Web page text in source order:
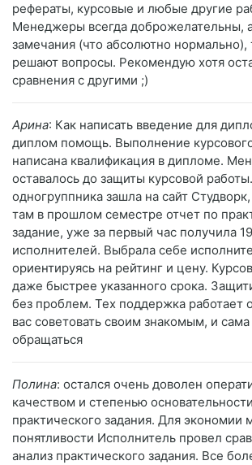
рефераты, курсовые и любые другие
Менеджеры всегда доброжелательны,
замечания (что абсолютно нормально),
решают вопросы. Рекомендую хотя
сравнения с другими ;)
Арина: Как написать введение для
диплом помощь. Выполнение
написана квалификация в дипломе.
оставалось до защиты курсовой
одногруппника зашла на сайт
там в прошлом семестре отчет по
задание, уже за первый час получила
исполнителей. Выбрала себе
ориентируясь на рейтинг и цену.
даже быстрее указанного срока.
без проблем. Тех поддержка работает
вас советовать своим знакомым, и
обращаться
Полина: остался очень доволен
качеством и степенью
практического задания. Для экономии
понятливости Исполнитель провел
анализ практического задания. Все